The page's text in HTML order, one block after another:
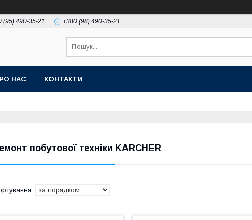
(95) 490-35-21 +380 (98) 490-35-21
НАС КОНТАКТИ
побутової техніки KARCHER